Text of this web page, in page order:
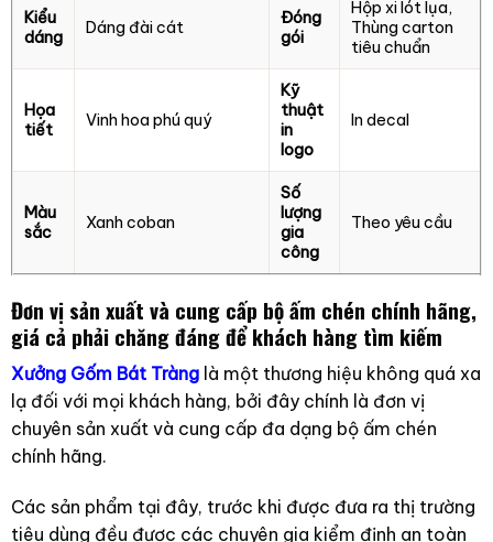
Kiểu
dáng
Dáng đài cát
Đóng
gói
Hộp xi lót lụa,
Thùng carton
tiêu chuẩn
Họa
tiết
Vinh hoa phú quý
Kỹ
thuật
in
logo
In decal
Màu
sắc
Xanh coban
Số
lượng
gia
công
Theo yêu cầu
Đơn vị sản xuất và cung cấp bộ ấm chén chính hãng,
giá cả phải chăng đáng để khách hàng tìm kiếm
Xưởng Gốm Bát Trànglà một thương hiệu không quá xa
lạ đối với mọi khách hàng, bởi đây chính là đơn vị
chuyên sản xuất và cung cấp đa dạng bộ ấm chén
chính hãng.
Các sản phẩm tại đây, trước khi được đưa ra thị trường
tiêu dùng đều được các chuyên gia kiểm định an toàn